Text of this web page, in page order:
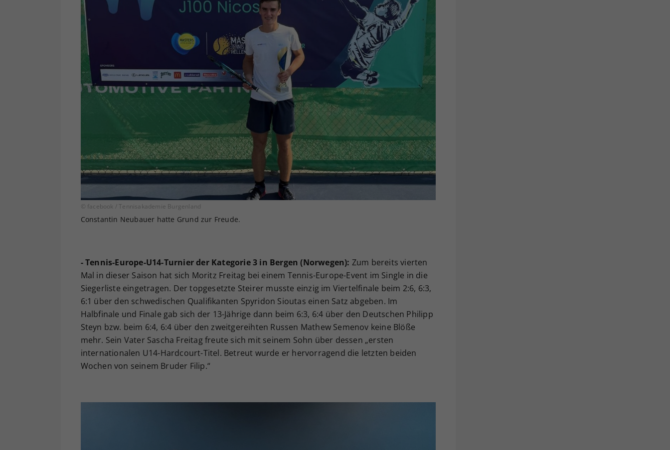
© facebook / Tennisakademie Burgenland
Constantin Neubauer hatte Grund zur Freude.
- Tennis-Europe-U14-Turnier der Kategorie 3 in Bergen (Norwegen): Zum bereits vierten
Mal in dieser Saison hat sich Moritz Freitag bei einem Tennis-Europe-Event im Single in die
Siegerliste eingetragen. Der topgesetzte Steirer musste einzig im Viertelfinale beim 2:6, 6:3,
6:1 über den schwedischen Qualifikanten Spyridon Sioutas einen Satz abgeben. Im
Halbfinale und Finale gab sich der 13-Jährige dann beim 6:3, 6:4 über den Deutschen Philipp
Steyn bzw. beim 6:4, 6:4 über den zweitgereihten Russen Mathew Semenov keine Blöße
mehr. Sein Vater Sascha Freitag freute sich mit seinem Sohn über dessen „ersten
internationalen U14-Hardcourt-Titel. Betreut wurde er hervorragend die letzten beiden
Wochen von seinem Bruder Filip.“